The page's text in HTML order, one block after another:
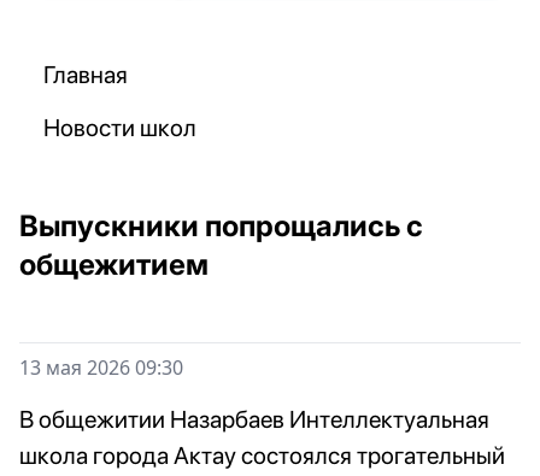
Главная
Новости школ
Выпускники попрощались с
общежитием
13 мая 2026 09:30
В общежитии Назарбаев Интеллектуальная
школа города Актау состоялся трогательный